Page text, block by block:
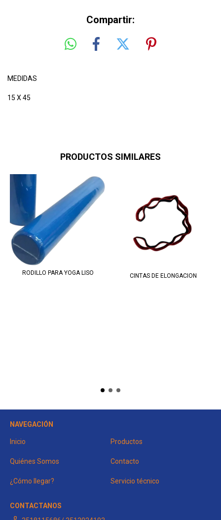
Compartir:
MEDIDAS
15 X 45
PRODUCTOS SIMILARES
RODILLO PARA YOGA LISO CINTAS DE ELONGACION
NAVEGACIÓN
Inicio Productos
Quiénes Somos Contacto
¿Cómo llegar? Servicio técnico
CONTACTANOS